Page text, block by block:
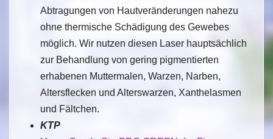
Abtragungen von Hautveränderungen nahezu
ohne thermische Schädigung des Gewebes
möglich. Wir nutzen diesen Laser hauptsächlich
zur Behandlung von gering pigmentierten
erhabenen Muttermalen, Warzen, Narben,
Altersflecken und Alterswarzen, Xanthelasmen
und Fältchen.
KTP